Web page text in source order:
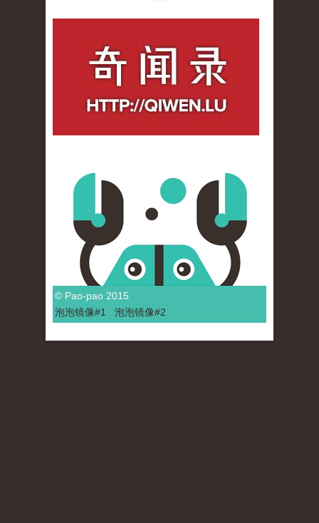
© Pao-pao 2015
泡泡镜像#1 泡泡镜像#2